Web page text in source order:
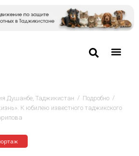
Душанбе, Таджикистан / Подробно /
К юбилею известного таджикского